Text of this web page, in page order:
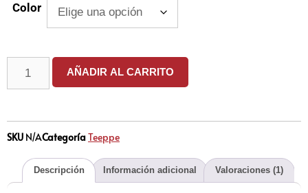
Color
AÑADIR AL CARRITO
SKU N/ACategoríaTeeppe
Descripción Información adicional Valoraciones (1)